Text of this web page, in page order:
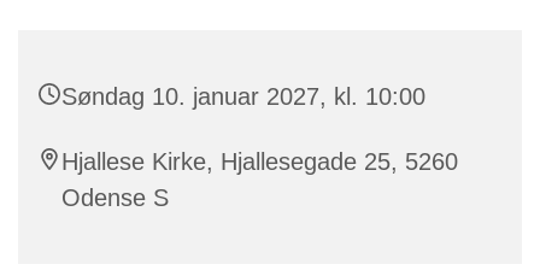
Søndag 10. januar 2027, kl. 10:00
Hjallese Kirke, Hjallesegade 25, 5260
Odense S